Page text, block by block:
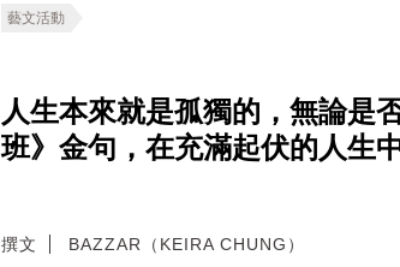
藝文活動
人生本來就是孤獨的，無論是
班》金句，在充滿起伏的人生
撰文 BAZZAR（KEIRA CHUNG）